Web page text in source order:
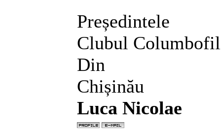
Președintele
Clubul
Din
Luca Nicolae